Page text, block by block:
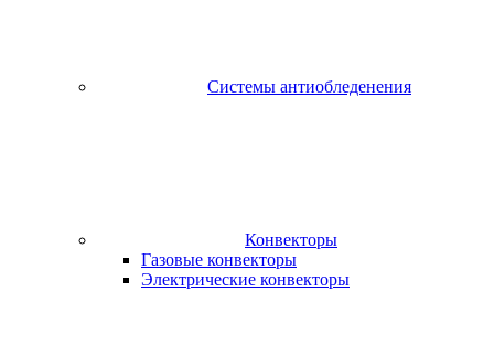
Системы антиобледенения
Конвекторы
Газовые конвекторы
Электрические конвекторы